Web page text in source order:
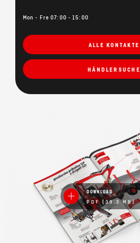
Mon - Fre 07:00 - 15:00
ALLE KONTAKTE
HÄNDLERSUCHE
DOWNLOAD
PDF (39.3 MB)